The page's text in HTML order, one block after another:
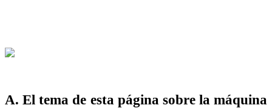
A. El tema de esta página sobre la máquina